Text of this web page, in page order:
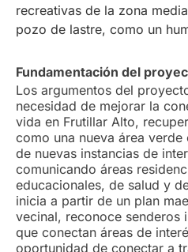
recreativas de la zona
pozo de lastre, como un
Fundamentación del
Los argumentos del
necesidad de mejorar la
vida en Frutillar Alto,
como una nueva área
de nuevas instancias de
comunicando áreas
educacionales, de salud y
inicia a partir de un plan
vecinal, reconoce senderos
que conectan áreas de
oportunidad de conectar a